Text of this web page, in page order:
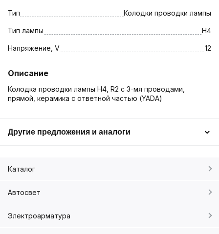
Тип Колодки проводки лампы
Тип лампы H4
Напряжение, V 12
Описание
Колодка проводки лампы H4, R2 с 3-мя проводами,
прямой, керамика с ответной частью (YADA)
Другие предложения и аналоги
Каталог
Автосвет
Электроарматура